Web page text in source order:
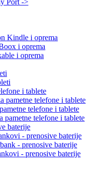
Port ->
Kindle i oprema
i oprema
i oprema
i tablete
pametne telefone i tablete
telefone i tablete
pametne telefone i tablete
baterije
- prenosive baterije
- prenosive baterije
- prenosive baterije